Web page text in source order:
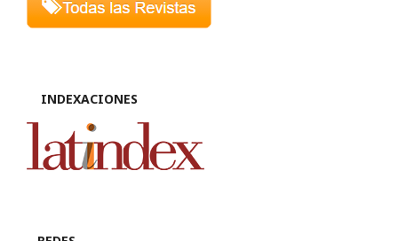
INDEXACIONES